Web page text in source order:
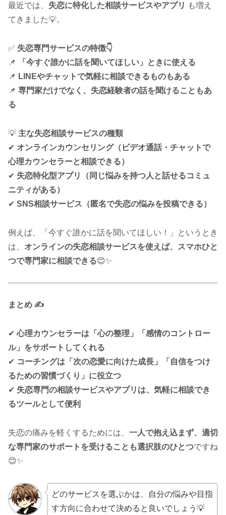
最近では、 失恋に特化した相談サービスやアプリ も増え
てきました💡。
✅ 失恋専門サービスの特徴👇
📌
「今すぐ誰かに話を聞いてほしい」ときに使える
📌 LINEやチャットで気軽に相談できるものもある
📌 専門家だけでなく、失恋経験者の話を聞けることもあ
る
💡 主な失恋相談サービスの種類
✔ オンラインカウンセリング（ビデオ通話・チャットで
心理カウンセラーと相談できる）
✔ 失恋特化型アプリ（同じ悩みを持つ人と話せるコミュ
ニティがある）
✔ SNS相談サービス（匿名で失恋の悩みを投稿できる）
例えば、「今すぐ誰かに話を聞いてほしい！」というとき
は、 オンラインの失恋相談サービスを使えば、スマホひと
つで専門家に相談できる😊✨
まとめ ✍️
✔心理カウンセラーは「心の整理」「感情のコントロー
ル」をサポートしてくれる
✔ コーチングは「次の恋愛に向けた成長」「自信をつけ
るための習慣づくり」に役立つ
✔ 失恋専門の相談サービスやアプリは、気軽に相談でき
るツールとして便利
失恋の痛みを軽くするためには、 一人で抱え込まず、適切
な専門家のサポートを受けることも選択肢のひとつですね
😊✨
どのサービスを選ぶかは、自分の悩みや目指
す方向に合わせて決めると良いでしょう💡